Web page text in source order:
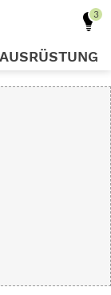
AUSRÜSTUNG